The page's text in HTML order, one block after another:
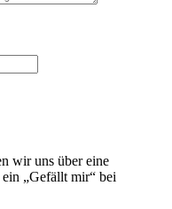
wir uns über eine
„Gefällt mir“ bei